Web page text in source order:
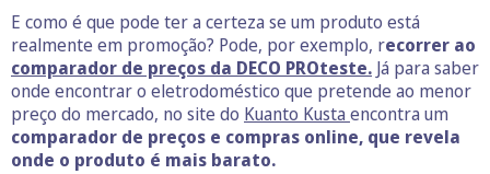
E como é que pode ter a certeza se um produto está
realmente em promoção? Pode, por exemplo, recorrer ao
comparador de preços da DECO PROteste. Já para saber
onde encontrar o eletrodoméstico que pretende ao menor
preço do mercado, no site do Kuanto Kusta encontra um
comparador de preços e compras online, que revela
onde o produto é mais barato.